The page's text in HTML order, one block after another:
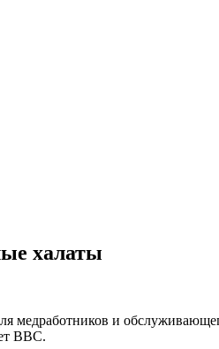
халаты
медработников и
BBC.